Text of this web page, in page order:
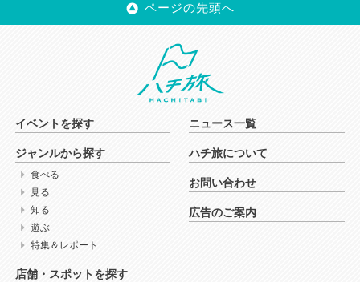
ページの先頭へ
イベントを探す
ジャンルから探す
食べる
見る
知る
遊ぶ
特集＆レポート
店舗・スポットを探す
ニュース一覧
ハチ旅について
お問い合わせ
広告のご案内